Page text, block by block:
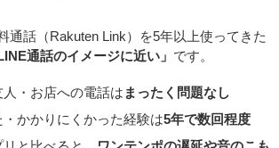
通話（Rakuten Link）を5年以上使ってきた
LINE通話のイメージに近い」 です。
・お店への電話は まったく問題なし
かかりにくかった経験は5年で数回程度